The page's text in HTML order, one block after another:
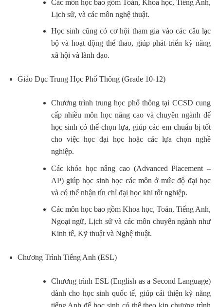
Các môn học bao gồm Toán, Khoa học, Tiếng Anh,
Lịch sử, và các môn nghệ thuật.
Học sinh cũng có cơ hội tham gia vào các câu lạc
bộ và hoạt động thể thao, giúp phát triển kỹ năng
xã hội và lãnh đạo.
Giáo Dục Trung Học Phổ Thông (Grade 10-12)
Chương trình trung học phổ thông tại CCSD cung
cấp nhiều môn học nâng cao và chuyên ngành để
học sinh có thể chọn lựa, giúp các em chuẩn bị tốt
cho việc học đại học hoặc các lựa chọn nghề
nghiệp.
Các khóa học nâng cao (Advanced Placement –
AP) giúp học sinh học các môn ở mức độ đại học
và có thể nhận tín chỉ đại học khi tốt nghiệp.
Các môn học bao gồm Khoa học, Toán, Tiếng Anh,
Ngoại ngữ, Lịch sử và các môn chuyên ngành như
Kinh tế, Kỹ thuật và Nghệ thuật.
Chương Trình Tiếng Anh (ESL)
Chương trình ESL (English as a Second Language)
dành cho học sinh quốc tế, giúp cải thiện kỹ năng